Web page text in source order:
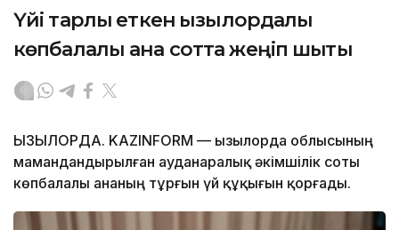
Үйі тарлық еткен қызылордалық
көпбалалы ана сотта жеңіп шықты
ҚЫЗЫЛОРДА. KAZINFORM — Қызылорда облысының
мамандандырылған ауданаралық әкімшілік соты
көпбалалы ананың тұрғын үй құқығын қорғады.